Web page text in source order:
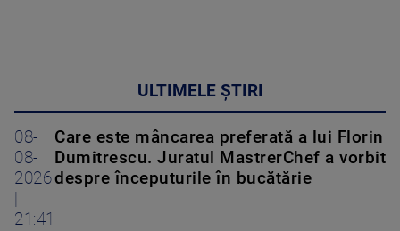
ULTIMELE ȘTIRI
08-
08-
2026
21:41
Care este mâncarea preferată a lui Florin
Dumitrescu. Juratul MastrerChef a vorbit
despre începuturile în bucătărie